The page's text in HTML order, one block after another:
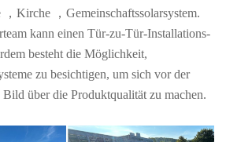
， Kirche ， Gemeinschaftssolarsystem.
kann einen Tür-zu-Tür-Installations-
besteht die Möglichkeit,
zu besichtigen, um sich vor der
Bild über die Produktqualität zu machen.